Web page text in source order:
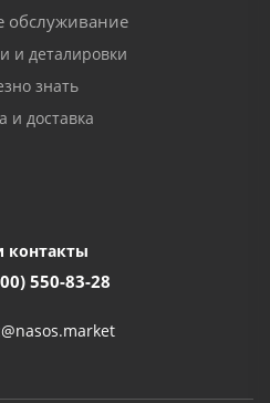
обслуживание
и деталировки
знать
и доставка
контакты
550-83-28